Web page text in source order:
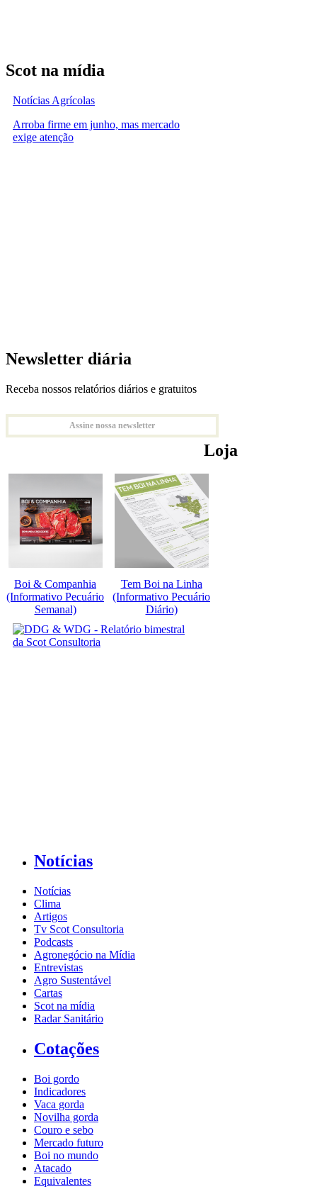
Scot na mídia
Notícias Agrícolas
Arroba firme em junho, mas mercado
exige atenção
Newsletter diária
Receba nossos relatórios diários e gratuitos
Assine nossa newsletter
Loja
Boi & Companhia
(Informativo Pecuário
Semanal)
Tem Boi na Linha
(Informativo Pecuário
Diário)
Notícias
Notícias
Clima
Artigos
Tv Scot Consultoria
Podcasts
Agronegócio na Mídia
Entrevistas
Agro Sustentável
Cartas
Scot na mídia
Radar Sanitário
Cotações
Boi gordo
Indicadores
Vaca gorda
Novilha gorda
Couro e sebo
Mercado futuro
Boi no mundo
Atacado
Equivalentes